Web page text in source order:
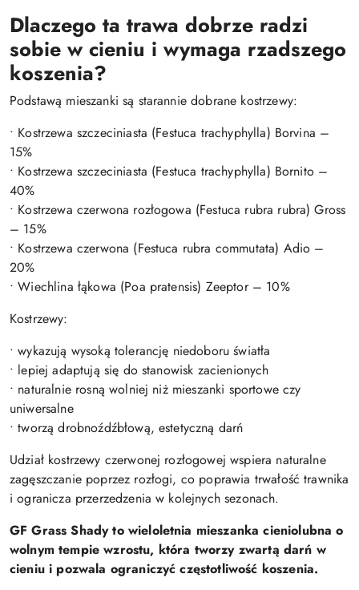
Dlaczego ta trawa dobrze radzi
sobie w cieniu i wymaga rzadszego
koszenia?
Podstawą mieszanki są starannie dobrane kostrzewy:
• Kostrzewa szczeciniasta (Festuca trachyphylla) Borvina –
15%
• Kostrzewa szczeciniasta (Festuca trachyphylla) Bornito –
40%
• Kostrzewa czerwona rozłogowa (Festuca rubra rubra) Gross
– 15%
• Kostrzewa czerwona (Festuca rubra commutata) Adio –
20%
• Wiechlina łąkowa (Poa pratensis) Zeeptor – 10%
Kostrzewy:
• wykazują wysoką tolerancję niedoboru światła
• lepiej adaptują się do stanowisk zacienionych
• naturalnie rosną wolniej niż mieszanki sportowe czy
uniwersalne
• tworzą drobnoźdźbłową, estetyczną darń
Udział kostrzewy czerwonej rozłogowej wspiera naturalne
zagęszczanie poprzez rozłogi, co poprawia trwałość trawnika
i ogranicza przerzedzenia w kolejnych sezonach.
GF Grass Shady to wieloletnia mieszanka cieniolubna o
wolnym tempie wzrostu, która tworzy zwartą darń w
cieniu i pozwala ograniczyć częstotliwość koszenia.